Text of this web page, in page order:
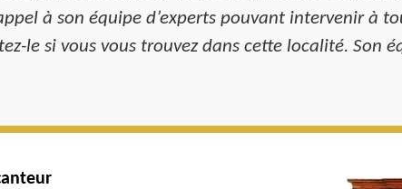
à son équipe d’experts pouvant intervenir à
le si vous vous trouvez dans cette localité. Son